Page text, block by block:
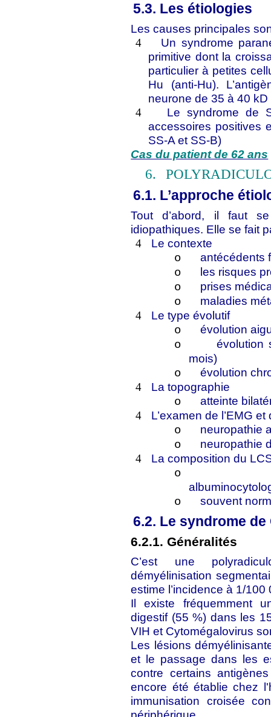
5.3. Les étiologies
Les causes principales
4
Un syndrome
primitive dont la
particulier à petites
Hu (anti-Hu).
neurone de 35 à 40
4
Le syndrome de
accessoires positives
SS-A et SS-B)
Cas du patient de 62 ans
6.
6.1. L’approche
Tout d’abord, il faut se
idiopathiques. Elle se fait
4
Le contexte
o
antécédents
o
les risques
o
prises
o
maladies
4
Le type évolutif
o
évolution
o
évolution
mois)
o
évolution
4
La topographie
o
atteinte
4
L’examen de l’EMG
o
neuropathie
o
neuropathie
4
La composition du
o
o
souvent
6.2. Le syndrome
6.2.1. Généralités
C’est une
démyélinisation
estime l’incidence à 1/
Il existe fréquemment
digestif (55 %) dans les
VIH et Cytomégalovirus
Les lésions
et le passage dans les
contre certains
encore été établie chez
immunisation croisée